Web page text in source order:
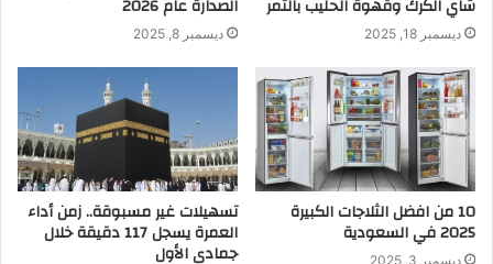
شاي الكرك وقهوة الحليب بالتمر
ديسمبر 18, 2025
الصدارة عام 2026
ديسمبر 8, 2025
10 من افضل الثلاجات الكبيرة​
2025 في السعودية
ديسمبر 3, 2025
تسهيلات غير مسبوقة.. زمن أداء
العمرة يسجل 117 دقيقة خلال
جمادى الأول